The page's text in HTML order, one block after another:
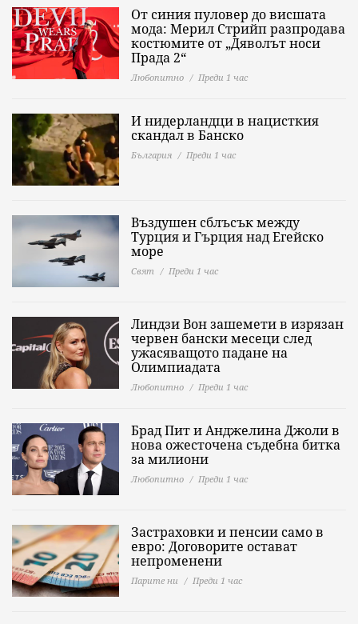
От синия пуловер до висшата
мода: Мерил Стрийп разпродава
костюмите от „Дяволът носи
Прада 2“
Любопитно Преди 1 час
И нидерландци в нацисткия
скандал в Банско
България Преди 1 час
Въздушен сблъсък между
Турция и Гърция над Егейско
море
Свят Преди 1 час
Линдзи Вон зашемети в изрязан
червен бански месеци след
ужасяващото падане на
Олимпиадата
Любопитно Преди 1 час
Брад Пит и Анджелина Джоли в
нова ожесточена съдебна битка
за милиони
Любопитно Преди 1 час
Застраховки и пенсии само в
евро: Договорите остават
непроменени
Парите ни Преди 1 час